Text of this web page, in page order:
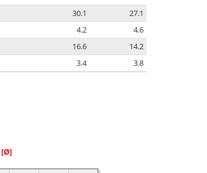
30.1
27.1
4.2
4.6
16.6
14.2
3.4 3.8
[Ø]